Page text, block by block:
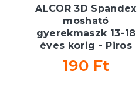
ALCOR 3D Spandex
mosható
gyerekmaszk 13-18
éves korig - Piros
190 Ft